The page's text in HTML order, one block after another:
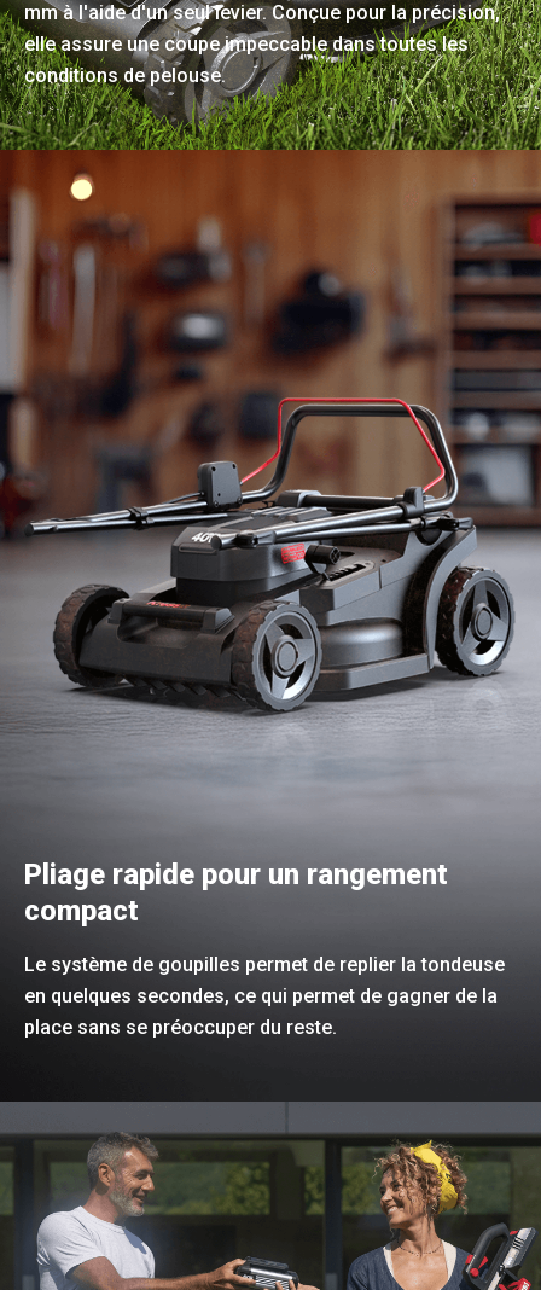
mm à l'aide d'un seul levier. Conçue pour la précision,
elle assure une coupe impeccable dans toutes les
conditions de pelouse.
Pliage rapide pour un rangement
compact
Le système de goupilles permet de replier la tondeuse
en quelques secondes, ce qui permet de gagner de la
place sans se préoccuper du reste.